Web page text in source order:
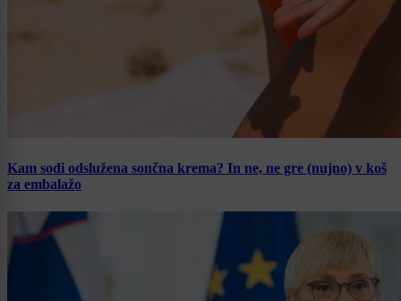
Kam sodi odslužena sončna krema? In ne, ne gre (nujno) v koš
za embalažo